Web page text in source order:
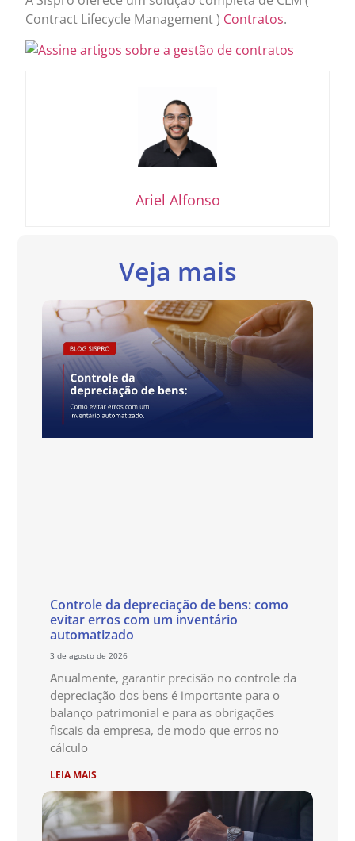
Contract Lifecycle Management ) Contratos.
Ariel Alfonso
Veja mais
Controle da depreciação de bens: como
evitar erros com um inventário
automatizado
3 de agosto de 2026
Anualmente, garantir precisão no controle da
depreciação dos bens é importante para o
balanço patrimonial e para as obrigações
fiscais da empresa, de modo que erros no
cálculo
LEIA MAIS